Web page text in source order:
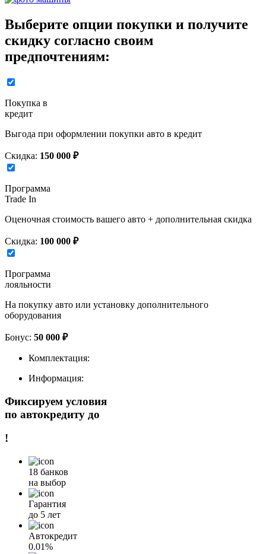
Выберите опции покупки и получите
скидку согласно своим
предпочтениям:
Покупка в
кредит
Выгода при оформлении покупки авто в кредит
Скидка: 150 000 ₽
Программа
Trade In
Оценочная стоимость вашего авто + дополнительная скидка
Скидка: 100 000 ₽
Программа
лояльности
На покупку авто или установку дополнительного
оборудования
Бонус: 50 000 ₽
Комплектация:
Информация:
Фиксируем условия
по автокредиту до
!
18 банков
на выбор
Гарантия
до 5 лет
Автокредит
0.01%